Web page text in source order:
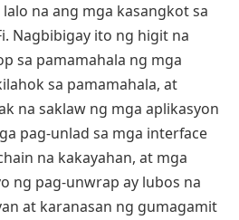
na ang mga kasangkot sa
Nagbibigay ito ng higit na
sa pamamahala ng mga
sa pamamahala, at
na saklaw ng mga aplikasyon
pag-unlad sa mga interface
na kakayahan, at mga
ng pag-unwrap ay lubos na
at karanasan ng gumagamit